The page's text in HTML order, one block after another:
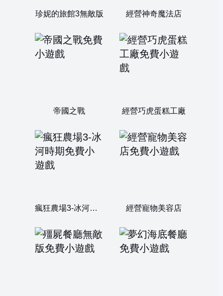
珍妮的旅館3無敵版 經營神奇魔法店
帝國之戰 經營巧虎蛋糕工廠
瘋狂農場3-冰河時期 經營寵物美容店